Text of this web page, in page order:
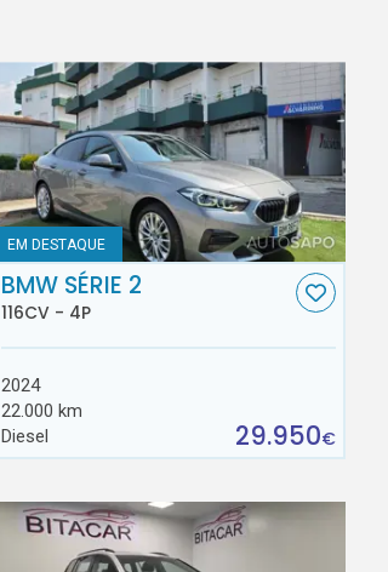
EM DESTAQUE
BMW SÉRIE 2
116CV - 4P
2024
22.000 km
Diesel
29.950€